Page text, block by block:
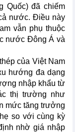
Quốc) đã chiếm
nước. Điều này
vẫn phụ thuộc
nước Đông Á và
của Việt Nam
hướng đa dạng
nhập khẩu từ
thị trường như
mức tăng trưởng
so với cùng kỳ
nhờ giá nhập